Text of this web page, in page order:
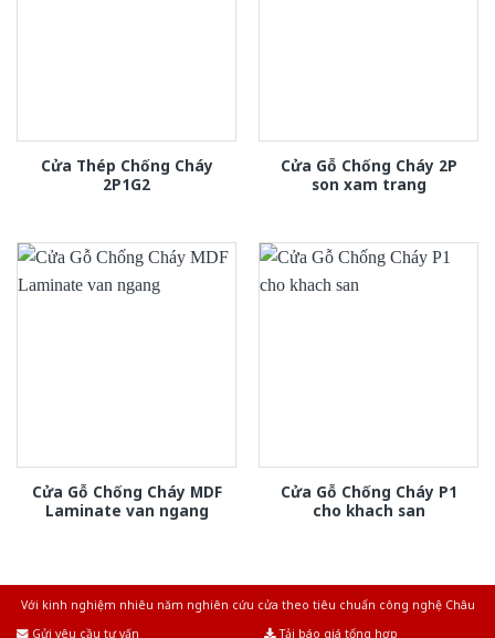
Cửa Thép Chống Cháy
2P1G2
Cửa Gỗ Chống Cháy 2P
son xam trang
Cửa Gỗ Chống Cháy MDF
Laminate van ngang
Cửa Gỗ Chống Cháy P1
cho khach san
Với kinh nghiệm nhiêu năm nghiên cứu cửa theo tiêu chuẩn công nghệ Châu
Gửi yêu cầu tư vấn
Tải báo giá tổng hợp